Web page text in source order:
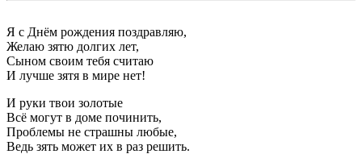
Я с Днём рождения поздравляю,
Желаю зятю долгих лет,
Сыном своим тебя считаю
И лучше зятя в мире нет!
И руки твои золотые
Всё могут в доме починить,
Проблемы не страшны любые,
Ведь зять может их в раз решить.